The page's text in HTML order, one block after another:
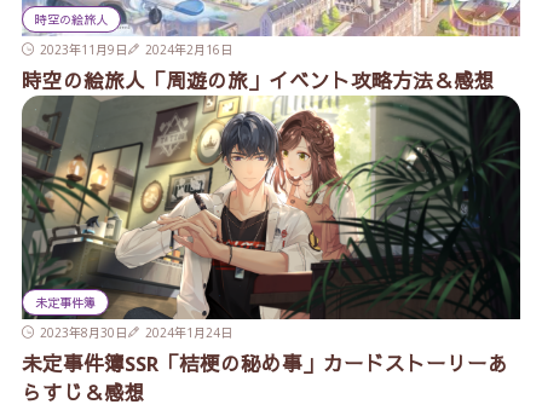
時空の絵旅人
2023年11月9日
2024年2月16日
時空の絵旅人「周遊の旅」イベント攻略方法＆感想
未定事件簿
2023年8月30日
2024年1月24日
未定事件簿SSR「桔梗の秘め事」カードストーリーあ
らすじ＆感想